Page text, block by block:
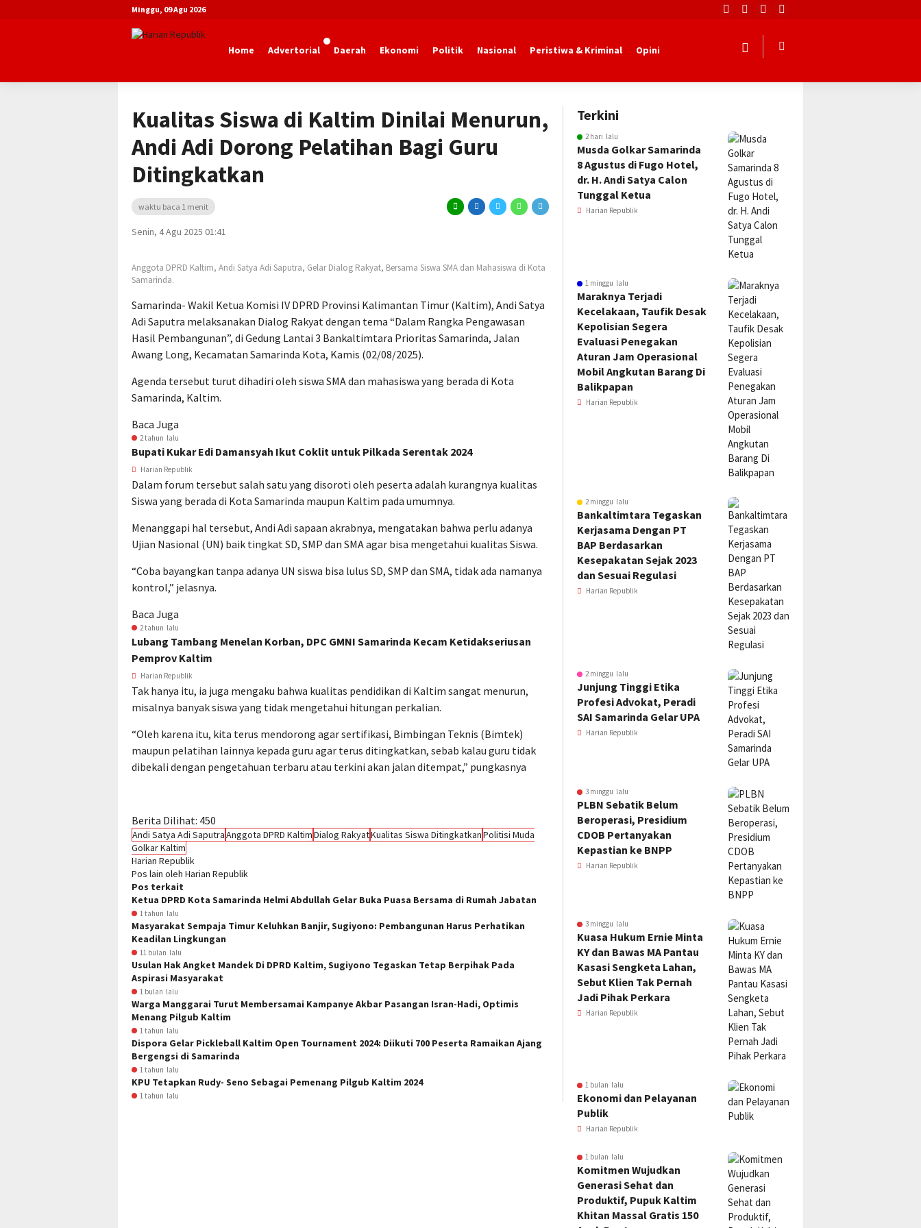
Minggu, 09 Agu 2026
Home Advertorial Daerah Ekonomi Politik Nasional Peristiwa & Kriminal Opini
Kualitas Siswa di Kaltim Dinilai Menurun,
Andi Adi Dorong Pelatihan Bagi Guru
Ditingkatkan
waktu baca 1 menit
Senin, 4 Agu 2025 01:41
Anggota DPRD Kaltim, Andi Satya Adi Saputra, Gelar Dialog Rakyat, Bersama Siswa SMA dan Mahasiswa di Kota
Samarinda.
Samarinda- Wakil Ketua Komisi IV DPRD Provinsi Kalimantan Timur (Kaltim), Andi Satya
Adi Saputra melaksanakan Dialog Rakyat dengan tema “Dalam Rangka Pengawasan
Hasil Pembangunan”, di Gedung Lantai 3 Bankaltimtara Prioritas Samarinda, Jalan
Awang Long, Kecamatan Samarinda Kota, Kamis (02/08/2025).
Agenda tersebut turut dihadiri oleh siswa SMA dan mahasiswa yang berada di Kota
Samarinda, Kaltim.
Baca Juga
2 tahun lalu
Bupati Kukar Edi Damansyah Ikut Coklit untuk Pilkada Serentak 2024
Harian Republik
Dalam forum tersebut salah satu yang disoroti oleh peserta adalah kurangnya kualitas
Siswa yang berada di Kota Samarinda maupun Kaltim pada umumnya.
Menanggapi hal tersebut, Andi Adi sapaan akrabnya, mengatakan bahwa perlu adanya
Ujian Nasional (UN) baik tingkat SD, SMP dan SMA agar bisa mengetahui kualitas Siswa.
“Coba bayangkan tanpa adanya UN siswa bisa lulus SD, SMP dan SMA, tidak ada namanya
kontrol,” jelasnya.
Baca Juga
2 tahun lalu
Lubang Tambang Menelan Korban, DPC GMNI Samarinda Kecam Ketidakseriusan
Pemprov Kaltim
Harian Republik
Tak hanya itu, ia juga mengaku bahwa kualitas pendidikan di Kaltim sangat menurun,
misalnya banyak siswa yang tidak mengetahui hitungan perkalian.
“Oleh karena itu, kita terus mendorong agar sertifikasi, Bimbingan Teknis (Bimtek)
maupun pelatihan lainnya kepada guru agar terus ditingkatkan, sebab kalau guru tidak
dibekali dengan pengetahuan terbaru atau terkini akan jalan ditempat,” pungkasnya
Berita Dilihat: 450
Andi Satya Adi SaputraAnggota DPRD KaltimDialog RakyatKualitas Siswa DitingkatkanPolitisi Muda
Golkar Kaltim
Harian Republik
Pos lain oleh Harian Republik
Pos terkait
Ketua DPRD Kota Samarinda Helmi Abdullah Gelar Buka Puasa Bersama di Rumah Jabatan
1 tahun lalu
Masyarakat Sempaja Timur Keluhkan Banjir, Sugiyono: Pembangunan Harus Perhatikan
Keadilan Lingkungan
11 bulan lalu
Usulan Hak Angket Mandek Di DPRD Kaltim, Sugiyono Tegaskan Tetap Berpihak Pada
Aspirasi Masyarakat
1 bulan lalu
Warga Manggarai Turut Membersamai Kampanye Akbar Pasangan Isran-Hadi, Optimis
Menang Pilgub Kaltim
1 tahun lalu
Dispora Gelar Pickleball Kaltim Open Tournament 2024: Diikuti 700 Peserta Ramaikan Ajang
Bergengsi di Samarinda
1 tahun lalu
KPU Tetapkan Rudy- Seno Sebagai Pemenang Pilgub Kaltim 2024
1 tahun lalu
Terkini
2 hari lalu
Musda Golkar Samarinda
8 Agustus di Fugo Hotel,
dr. H. Andi Satya Calon
Tunggal Ketua
Harian Republik
1 minggu lalu
Maraknya Terjadi
Kecelakaan, Taufik Desak
Kepolisian Segera
Evaluasi Penegakan
Aturan Jam Operasional
Mobil Angkutan Barang Di
Balikpapan
Harian Republik
2 minggu lalu
Bankaltimtara Tegaskan
Kerjasama Dengan PT
BAP Berdasarkan
Kesepakatan Sejak 2023
dan Sesuai Regulasi
Harian Republik
2 minggu lalu
Junjung Tinggi Etika
Profesi Advokat, Peradi
SAI Samarinda Gelar UPA
Harian Republik
3 minggu lalu
PLBN Sebatik Belum
Beroperasi, Presidium
CDOB Pertanyakan
Kepastian ke BNPP
Harian Republik
3 minggu lalu
Kuasa Hukum Ernie Minta
KY dan Bawas MA Pantau
Kasasi Sengketa Lahan,
Sebut Klien Tak Pernah
Jadi Pihak Perkara
Harian Republik
1 bulan lalu
Ekonomi dan Pelayanan
Publik
Harian Republik
1 bulan lalu
Komitmen Wujudkan
Generasi Sehat dan
Produktif, Pupuk Kaltim
Khitan Massal Gratis 150